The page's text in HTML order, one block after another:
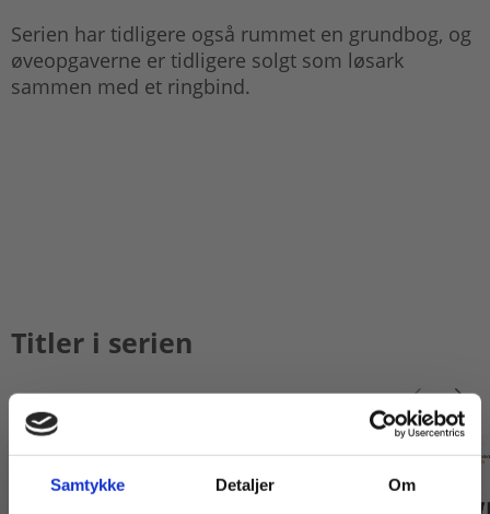
Samtykke Detaljer Om
Serien har tidligere også rummet en grundbog, og
øveopgaverne er tidligere solgt som løsark
sammen med et ringbind.
Titler i serien